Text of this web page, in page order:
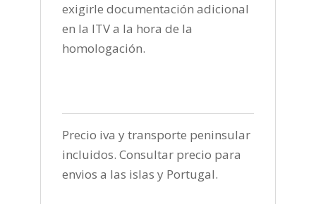
exigirle documentación adicional
en la ITV a la hora de la
homologación.
Precio iva y transporte peninsular
incluidos. Consultar precio para
envios a las islas y Portugal.